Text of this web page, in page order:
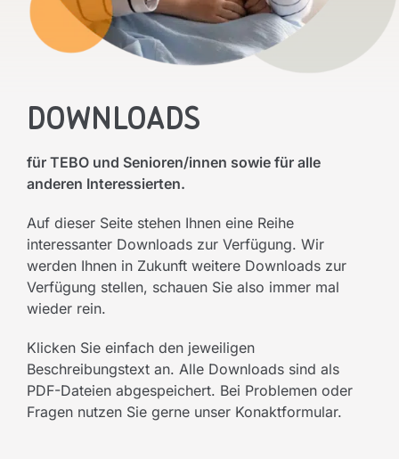
Downloads
für TEBO und Senioren/innen sowie für alle
anderen Interessierten.
Auf dieser Seite stehen Ihnen eine Reihe
interessanter Downloads zur Verfügung. Wir
werden Ihnen in Zukunft weitere Downloads zur
Verfügung stellen, schauen Sie also immer mal
wieder rein.
Klicken Sie einfach den jeweiligen
Beschreibungstext an. Alle Downloads sind als
PDF-Dateien abgespeichert. Bei Problemen oder
Fragen nutzen Sie gerne unser Konaktformular.